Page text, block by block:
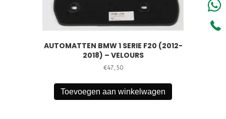
AUTOMATTEN BMW 1 SERIE F20 (2012-
2018) – VELOURS
€47,50
Toevoegen aan winkelwagen